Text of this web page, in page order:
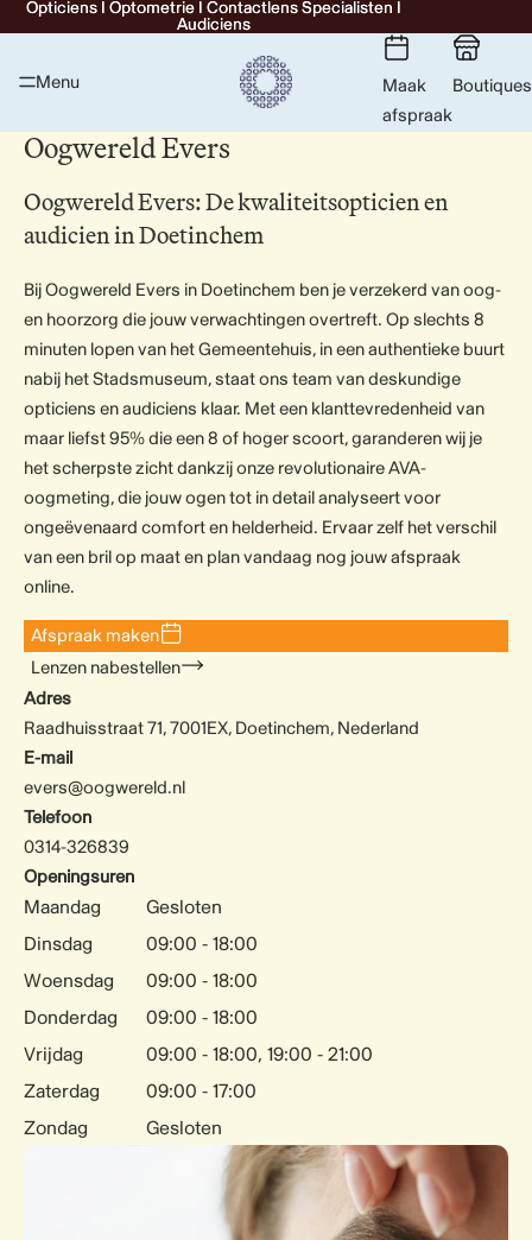
Opticiens I Optometrie I Contactlens Specialisten I
Audiciens
Opticiens I Optometrie I Contactlens Specialisten I
Audiciens
Menu
Maak
afspraak
Boutiques
Oogwereld Evers
Oogwereld Evers: De kwaliteitsopticien en
audicien in Doetinchem
Bij Oogwereld Evers in Doetinchem ben je verzekerd van oog-
en hoorzorg die jouw verwachtingen overtreft. Op slechts 8
minuten lopen van het Gemeentehuis, in een authentieke buurt
nabij het Stadsmuseum, staat ons team van deskundige
opticiens en audiciens klaar. Met een klanttevredenheid van
maar liefst 95% die een 8 of hoger scoort, garanderen wij je
het scherpste zicht dankzij onze revolutionaire AVA-
oogmeting, die jouw ogen tot in detail analyseert voor
ongeëvenaard comfort en helderheid. Ervaar zelf het verschil
van een bril op maat en plan vandaag nog jouw afspraak
online.
Afspraak maken
Lenzen nabestellen
Adres
Raadhuisstraat 71, 7001EX, Doetinchem, Nederland
E-mail
evers@oogwereld.nl
Telefoon
0314-326839
Openingsuren
Maandag
Gesloten
Dinsdag
09:00 - 18:00
Woensdag
09:00 - 18:00
Donderdag
09:00 - 18:00
Vrijdag
09:00 - 18:00, 19:00 - 21:00
Zaterdag
09:00 - 17:00
Zondag
Gesloten